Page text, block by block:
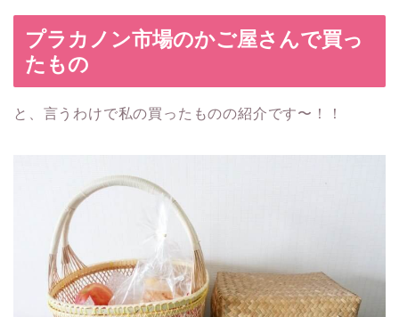
プラカノン市場のかご屋さんで買っ
たもの
と、言うわけで私の買ったものの紹介です〜！！